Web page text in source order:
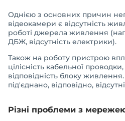
Однією з основних причин
відеокамери є відсутність
роботі джерела живлення
ДБЖ, відсутність електрики).
Також на роботу пристрою
цілісність кабельної
відповідність блоку
під'єднано, відповідно,
Різні проблеми з